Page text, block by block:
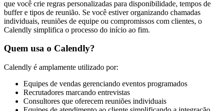
que você crie regras personalizadas para disponibilidade, tempos de
buffer e tipos de reunião. Se você estiver organizando chamadas
individuais, reuniões de equipe ou compromissos com clientes, o
Calendly simplifica o processo do início ao fim.
Quem usa o Calendly?
Calendly é amplamente utilizado por:
Equipes de vendas gerenciando eventos programados
Recrutadores marcando entrevistas
Consultores que oferecem reuniões individuais